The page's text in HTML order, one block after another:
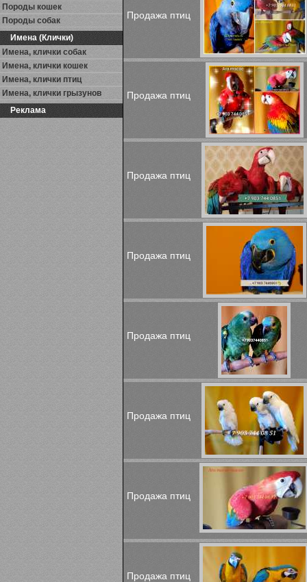
Продажа птиц
Продажа птиц
Продажа птиц
Продажа птиц
Продажа птиц
Продажа птиц
Продажа птиц
Продажа птиц
Породы кошек
Породы собак
Имена (Клички)
Имена, клички собак
Имена, клички кошек
Имена, клички птиц
Имена, клички грызунов
Реклама